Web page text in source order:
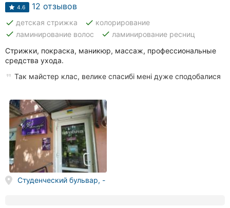
4.6 12 отзывов
done детская стрижка done колорирование
done ламинирование волос done ламинирование ресниц
Стрижки, покраска, маникюр, массаж, профессиональные
средства ухода.
Так майстер клас, велике спасибі мені дуже сподобалися
Студенческий бульвар, -